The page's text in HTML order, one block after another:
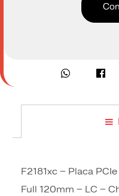
F2181xc – Placa
Full 120mm – LC –